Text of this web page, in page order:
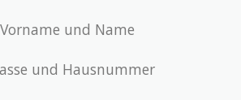
Vorname und Name
und Hausnummer